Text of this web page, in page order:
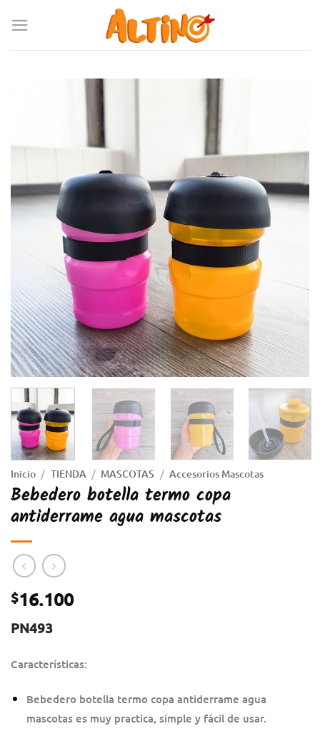
Inicio / TIENDA / MASCOTAS / Accesorios Mascotas
Bebedero botella termo copa
antiderrame agua mascotas
$16.100
PN493
Características:
Bebedero botella termo copa antiderrame agua
mascotas es muy practica, simple y fácil de usar.